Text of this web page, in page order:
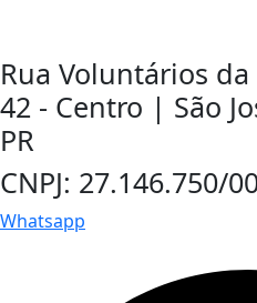
Rua Voluntários
42 - Centro | São
PR
CNPJ: 27.146.750/
Whatsapp